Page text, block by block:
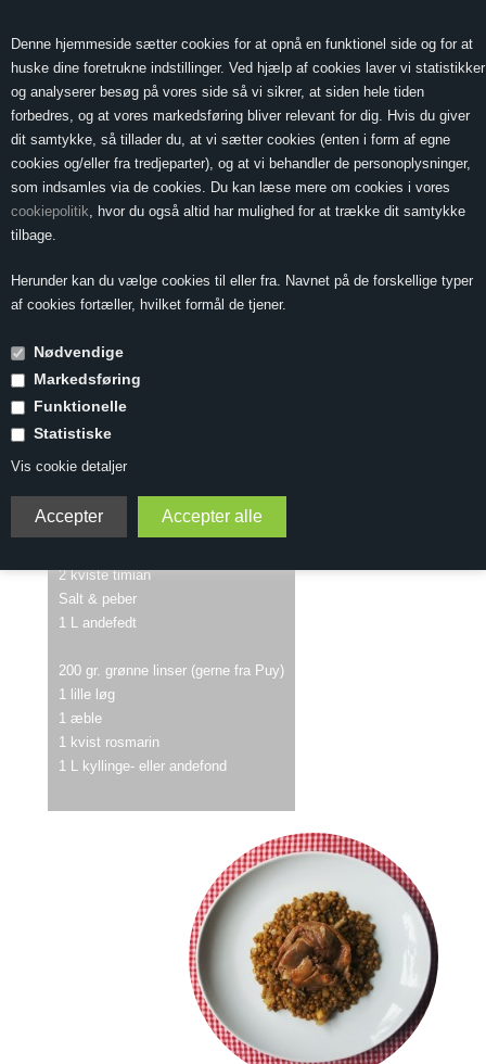
Denne hjemmeside sætter cookies for at opnå en funktionel side og for at
huske dine foretrukne indstillinger. Ved hjælp af cookies laver vi statistikker
og analyserer besøg på vores side så vi sikrer, at siden hele tiden
forbedres, og at vores markedsføring bliver relevant for dig. Hvis du giver
dit samtykke, så tillader du, at vi sætter cookies (enten i form af egne
cookies og/eller fra tredjeparter), og at vi behandler de personoplysninger,
som indsamles via de cookies. Du kan læse mere om cookies i vores
cookiepolitik, hvor du også altid har mulighed for at trække dit samtykke
tilbage.
Herunder kan du vælge cookies til eller fra. Navnet på de forskellige typer
af cookies fortæller, hvilket formål de tjener.
Nødvendige
Markedsføring
Funktionelle
Statistiske
Vis cookie detaljer
0,00
MENU
Confiterede
andelår med
grønne linser
Tilberedning 30 døgn/45 minutter
2 andelår
2 kviste timian
Salt & peber
1 L andefedt
200 gr. grønne linser (gerne fra Puy)
1 lille løg
1 æble
1 kvist rosmarin
1 L kyllinge- eller andefond